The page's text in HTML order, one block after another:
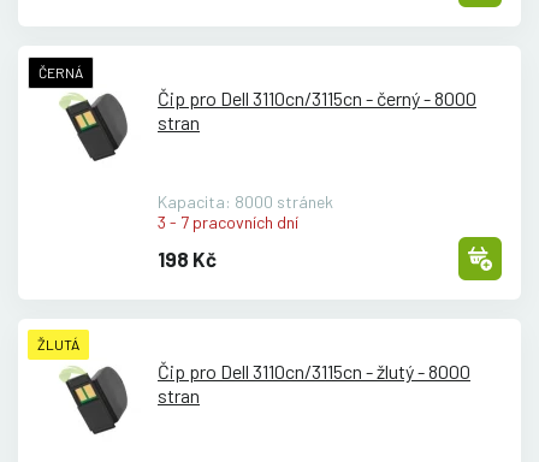
ČERNÁ
Čip pro Dell 3110cn/3115cn - černý - 8000
stran
Kapacita: 8000 stránek
3 - 7 pracovních dní
198 Kč
ŽLUTÁ
Čip pro Dell 3110cn/3115cn - žlutý - 8000
stran